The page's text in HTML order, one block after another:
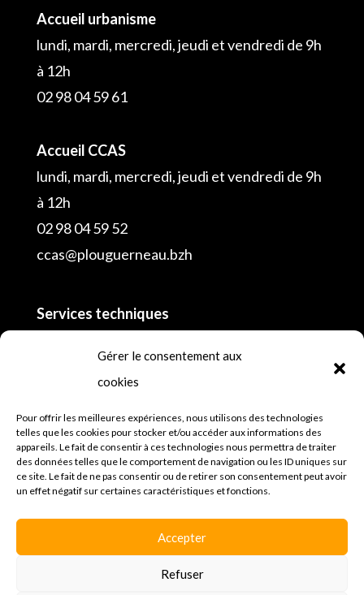
Gérer le consentement aux
cookies
Pour offrir les meilleures expériences, nous utilisons des technologies
telles que les cookies pour stocker et/ou accéder aux informations des
appareils. Le fait de consentir à ces technologies nous permettra de traiter
des données telles que le comportement de navigation ou les ID uniques sur
ce site. Le fait de ne pas consentir ou de retirer son consentement peut avoir
un effet négatif sur certaines caractéristiques et fonctions.
Accepter
Refuser
Accueil urbanisme
lundi, mardi, mercredi, jeudi et vendredi de 9h
à 12h
02 98 04 59 61
Accueil CCAS
lundi, mardi, mercredi, jeudi et vendredi de 9h
à 12h
02 98 04 59 52
ccas@plouguerneau.bzh
Services techniques
lundi, mardi, mercredi, jeudi et vendredi de 8h
à 12h30 et de 13h30 à 18h et samedi
02 98 45 64 81
Mentions légales
Politique de confidentialités